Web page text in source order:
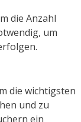
die Anzahl
um
die wichtigsten
und zu
ein